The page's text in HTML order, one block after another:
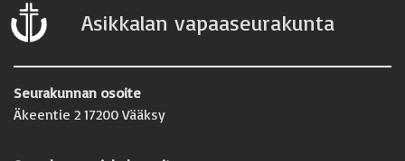
Asikkalan vapaaseurakunta
Seurakunnan osoite
Äkeentie 2 17200 Vääksy